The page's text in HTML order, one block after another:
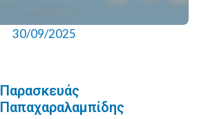
30/09/2025
Παρασκευάς
Παπαχαραλαμπίδης